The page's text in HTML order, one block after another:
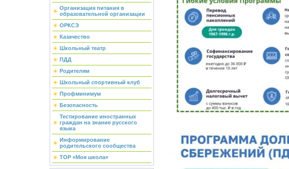
Организация питания в
образовательной организации
ОРКСЭ
Казачество
Школьный театр
ПДД
Родителям
Школьный спортивный клуб
Профминимум
Безопасность
Тестирование иностранных
граждан на знание русского
языка
Информирование
родительского сообщества
ТОР «Моя школа»